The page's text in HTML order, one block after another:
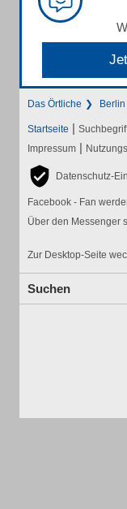
Das Örtliche Berlin
Startseite |
Impressum |
Datenschutz-
Facebook - Fan
Über den Messenger
Zur Desktop-Seite
Suchen